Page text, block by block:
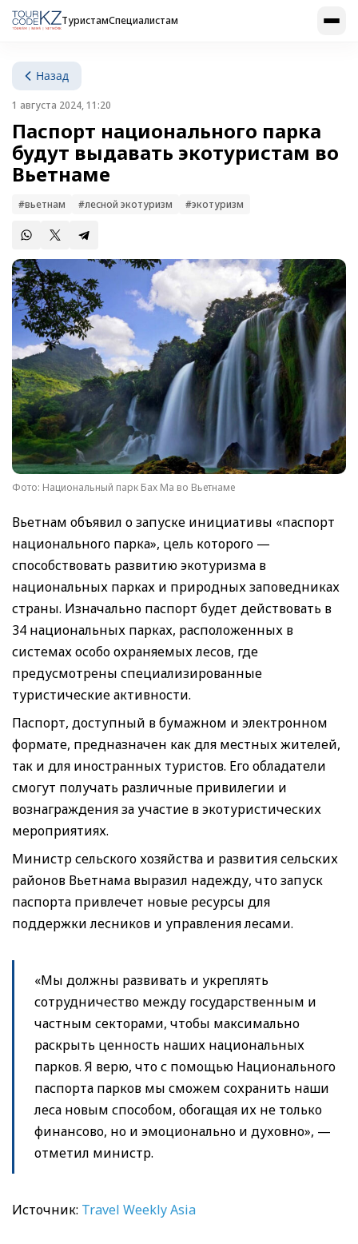
ТуристамСпециалистам
Назад
1 августа 2024, 11:20
Паспорт национального парка
будут выдавать экотуристам во
Вьетнаме
#вьетнам #лесной экотуризм #экотуризм
Фото: Национальный парк Бах Ма во Вьетнаме
Вьетнам объявил о запуске инициативы «паспорт
национального парка», цель которого —
способствовать развитию экотуризма в
национальных парках и природных заповедниках
страны. Изначально паспорт будет действовать в
34 национальных парках, расположенных в
системах особо охраняемых лесов, где
предусмотрены специализированные
туристические активности.
Паспорт, доступный в бумажном и электронном
формате, предназначен как для местных жителей,
так и для иностранных туристов. Его обладатели
смогут получать различные привилегии и
вознаграждения за участие в экотуристических
мероприятиях.
Министр сельского хозяйства и развития сельских
районов Вьетнама выразил надежду, что запуск
паспорта привлечет новые ресурсы для
поддержки лесников и управления лесами.
«Мы должны развивать и укреплять
сотрудничество между государственным и
частным секторами, чтобы максимально
раскрыть ценность наших национальных
парков. Я верю, что с помощью Национального
паспорта парков мы сможем сохранить наши
леса новым способом, обогащая их не только
финансово, но и эмоционально и духовно», —
отметил министр.
Источник: Travel Weekly Asia